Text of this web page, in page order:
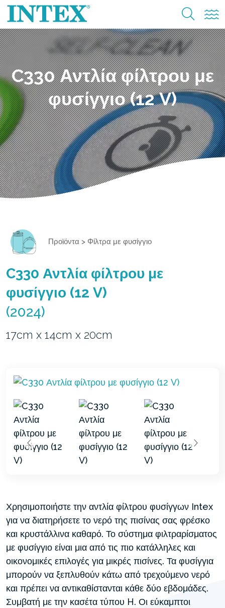
C330 Αντλία φίλτρου με
φυσίγγιο (12 V)
Προϊόντα > Φίλτρα με φυσίγγιο
C330 Αντλία φίλτρου με
φυσίγγιο (12 V)
(2024)
17cm x 14cm x 20cm
Χρησιμοποιήστε την αντλία φίλτρου φυσίγγων Intex
για να διατηρήσετε το νερό της πισίνας σας φρέσκο
και κρυστάλλινα καθαρό. Το σύστημα φιλτραρίσματος
με φυσίγγιο είναι μια από τις πιο κατάλληλες και
οικονομικές επιλογές για μικρές πισίνες. Τα φυσίγγια
μπορούν να ξεπλυθούν κάτω από τρεχούμενο νερό
και πρέπει να αντικαθίστανται κάθε δύο εβδομάδες.
Συμβατή με την κασέτα τύπου H. Οι εύκαμπτοι